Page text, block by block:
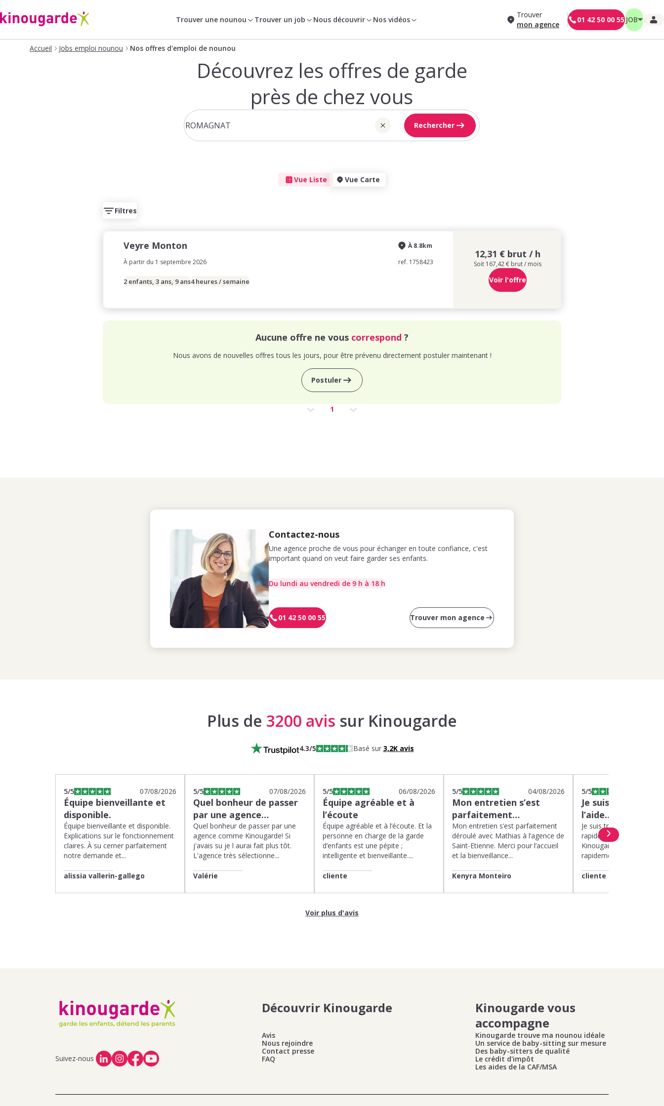
Trouver une nounou Trouver un job Nous découvrir Nos vidéos
Trouver
mon agence
01 42 50 00 55 JOB
Accueil Jobs emploi nounou Nos offres d'emploi de nounou
Découvrez les offres de garde
près de chez vous
Rechercher
Vue Liste Vue Carte
Filtres
Veyre Monton
À partir du 1 septembre 2026
À 8.8km
ref. 1758423
2 enfants, 3 ans, 9 ans4 heures / semaine
12,31 € brut / h
Soit 167,42 € brut / mois
Voir l'offre
Aucune offre ne vous correspond ?
Nous avons de nouvelles offres tous les jours, pour être prévenu directement postuler maintenant !
Postuler
1
Contactez-nous
Une agence proche de vous pour échanger en toute confiance, c'est
important quand on veut faire garder ses enfants.
Du lundi au vendredi de 9 h à 18 h
01 42 50 00 55 Trouver mon agence
Plus de 3200 avis sur Kinougarde
4.3/5 Basé sur 3,2Kavis
5/5 07/08/2026
Équipe bienveillante et
disponible.
Équipe bienveillante et disponible.
Explications sur le fonctionnement
claires. À su cerner parfaitement
notre demande et...
alissia vallerin-gallego
5/5 07/08/2026
Quel bonheur de passer
par une agence…
Quel bonheur de passer par une
agence comme Kinougarde! Si
j'avais su je l aurai fait plus tôt.
L'agence très sélectionne...
Valérie
5/5 06/08/2026
Équipe agréable et à
l’écoute
Équipe agréable et à l’écoute. Et la
personne en charge de la garde
d’enfants est une pépite ;
intelligente et bienveillante....
cliente
5/5 04/08/2026
Mon entretien s’est
parfaitement…
Mon entretien s’est parfaitement
déroulé avec Mathias à l’agence de
Saint-Etienne. Merci pour l’accueil
et la bienveillance...
Kenyra Monteiro
5/5
Je suis très
l’aide…
Je suis très satisfaite de
rapide et efficace
Kinougarde. On m’a
rapidement et une
cliente
Voir plus d'avis
Suivez-nous
Découvrir Kinougarde
Avis
Nous rejoindre
Contact presse
FAQ
Kinougarde vous
accompagne
Kinougarde trouve ma nounou idéale
Un service de baby-sitting sur mesure
Des baby-sitters de qualité
Le crédit d'impôt
Les aides de la CAF/MSA